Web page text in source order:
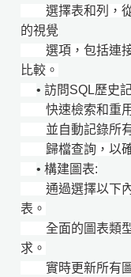
選擇表和列，
的視覺
選項，包括連接
比較。
•訪問SQL歷史
快速檢索和重用
並自動記錄所有
歸檔查詢，以確
•構建圖表:
通過選擇以下內
表。
全面的圖表類型
求。
實時更新所有圖